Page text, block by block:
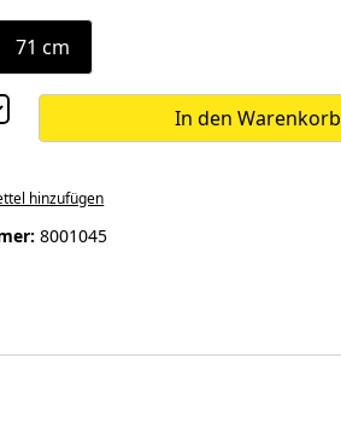
71 cm
In den Warenkorb
hinzufügen
8001045